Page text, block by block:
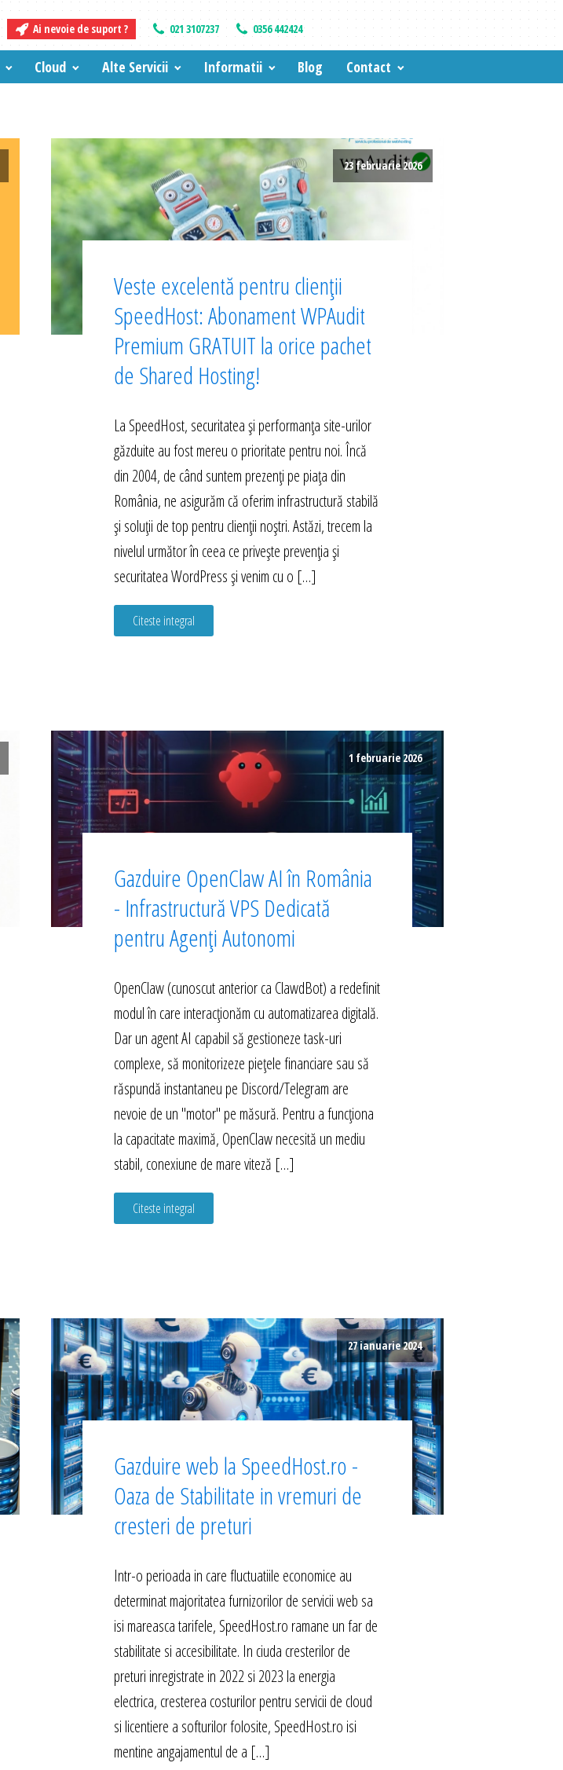
Ai nevoie de suport ? 021 3107237 0356 442424
Cloud Alte Servicii Informatii Blog Contact
23 februarie 2026
Veste excelentă pentru clienții
SpeedHost: Abonament WPAudit
Premium GRATUIT la orice pachet
de Shared Hosting!
La SpeedHost, securitatea și performanța site-urilor
găzduite au fost mereu o prioritate pentru noi. Încă
din 2004, de când suntem prezenți pe piața din
România, ne asigurăm că oferim infrastructură stabilă
și soluții de top pentru clienții noștri. Astăzi, trecem la
nivelul următor în ceea ce privește prevenția și
securitatea WordPress și venim cu o […]
Citeste integral
1 februarie 2026
Gazduire OpenClaw AI în România
- Infrastructură VPS Dedicată
pentru Agenți Autonomi
OpenClaw (cunoscut anterior ca ClawdBot) a redefinit
modul în care interacționăm cu automatizarea digitală.
Dar un agent AI capabil să gestioneze task-uri
complexe, să monitorizeze piețele financiare sau să
răspundă instantaneu pe Discord/Telegram are
nevoie de un "motor" pe măsură. Pentru a funcționa
la capacitate maximă, OpenClaw necesită un mediu
stabil, conexiune de mare viteză […]
Citeste integral
27 ianuarie 2024
Gazduire web la SpeedHost.ro -
Oaza de Stabilitate in vremuri de
cresteri de preturi
Intr-o perioada in care fluctuatiile economice au
determinat majoritatea furnizorilor de servicii web sa
isi mareasca tarifele, SpeedHost.ro ramane un far de
stabilitate si accesibilitate. In ciuda cresterilor de
preturi inregistrate in 2022 si 2023 la energia
electrica, cresterea costurilor pentru servicii de cloud
si licentiere a softurilor folosite, SpeedHost.ro isi
mentine angajamentul de a […]